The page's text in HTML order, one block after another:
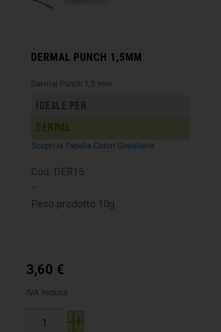
DERMAL PUNCH 1,5MM
Dermal Punch 1,5 mm
Ideale per
Dermal
Scopri la Tabella Colori Gioielleria
Cod. DER15
–
Peso prodotto 10g
3,60 €
IVA Inclusa
-+